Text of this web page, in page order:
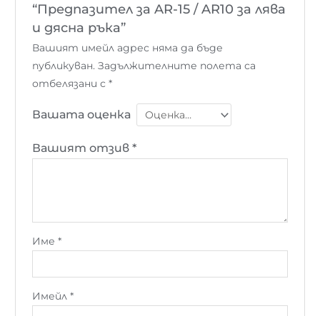
“Предпазител за AR-15 / AR10 за лява
и дясна ръка”
Вашият имейл адрес няма да бъде
публикуван. Задължителните полета са
отбелязани с *
Вашата оценка
Вашият отзив *
Име *
Имейл *